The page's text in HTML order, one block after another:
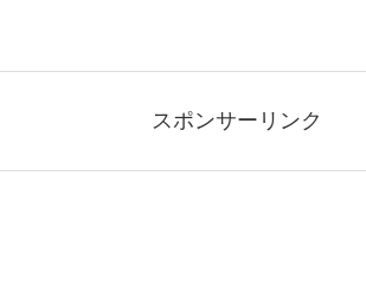
スポンサーリンク